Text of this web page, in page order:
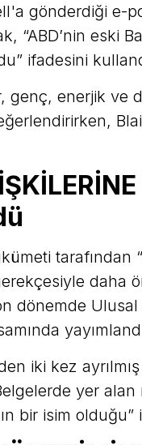
gönderdiği e-
“ABD’nin eski
ifadesini
genç, enerjik ve
tarafından
daha
dönemde Ulusal
iki kez
yer alan
bir isim olduğu”